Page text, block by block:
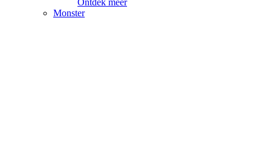
Monster